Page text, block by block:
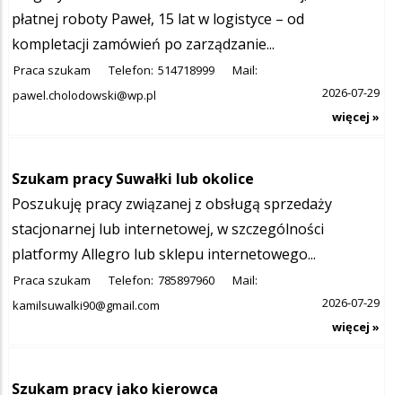
płatnej roboty Paweł, 15 lat w logistyce – od
kompletacji zamówień po zarządzanie...
Praca szukam Telefon: 514718999
Mail:
pawel.cholodowski@wp.pl
2026-07-29
więcej »
Szukam pracy Suwałki lub okolice
Poszukuję pracy związanej z obsługą sprzedaży
stacjonarnej lub internetowej, w szczególności
platformy Allegro lub sklepu internetowego...
Praca szukam Telefon: 785897960
Mail:
kamilsuwalki90@gmail.com
2026-07-29
więcej »
Szukam pracy jako kierowca